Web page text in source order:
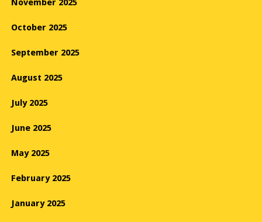
October 2025
September 2025
August 2025
July 2025
June 2025
May 2025
February 2025
January 2025